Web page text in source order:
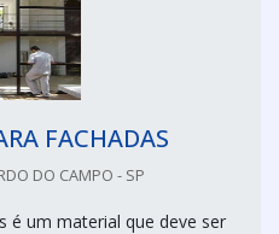
FACHADAS
DO CAMPO - SP
é um material que deve ser